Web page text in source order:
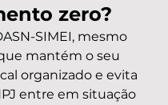
zero?
SIMEI, mesmo
mantém o seu
organizado e evita
entre em situação